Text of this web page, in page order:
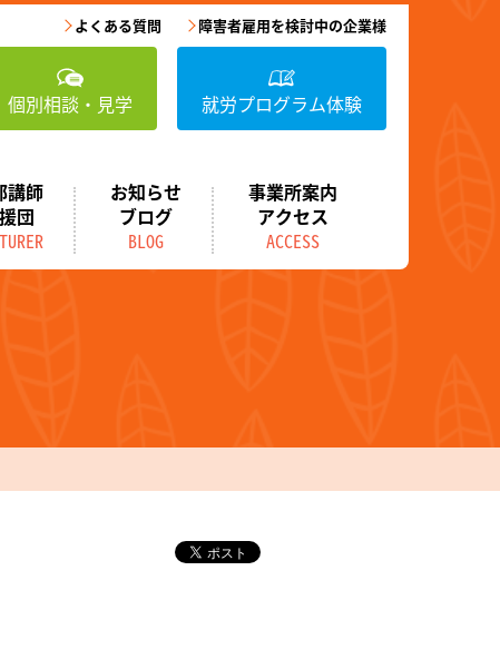
よくある質問 障害者雇用を検討中の企業様
個別相談・見学 就労プログラム体験
講師
団
お知らせ
ブログ
BLOG
事業所案内
アクセス
ACCESS